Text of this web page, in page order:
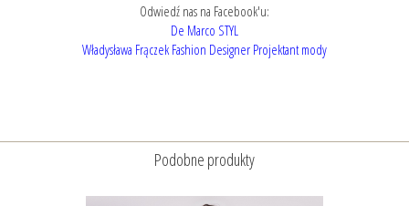
Odwiedź nas na Facebook'u:
De Marco STYL
Władysława Frączek Fashion Designer Projektant mody
Podobne produkty